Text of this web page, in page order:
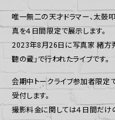
唯一無二の天才ドラマー、太鼓
真を４日間限定で展示します。
2023年8月26日に写真家 緒方
聽の蔵」で行われたライブです。
会期中トークライブ参加者限定
受付します。
撮影料金に関しては４日間だけ